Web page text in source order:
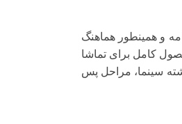
و همینطور هماهنگ
کامل برای تماشا
سینما، مراحل پس‌